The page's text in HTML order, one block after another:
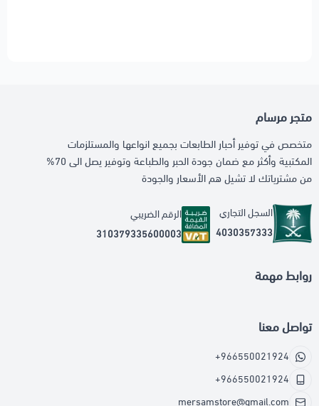
متجر مرسام
متخصص في توفير أحبار الطابعات بجميع انواعها والمستلزمات
المكتبية وأكثر مع ضمان جودة الحبر والطباعة وتوفير يصل الى 70%
من مشترياتك لا تشيل هم الأسعار والجودة
السجل التجاري
4030357333
الرقم الضريبي
310379335600003
روابط مهمة
تواصل معنا
+966550021924
+966550021924
mersamstore@gmail.com